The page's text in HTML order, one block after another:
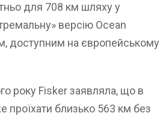
для 708 км шляху у
версію Ocean
доступним на європейському
року Fisker заявляла, що в
проїхати близько 563 км без